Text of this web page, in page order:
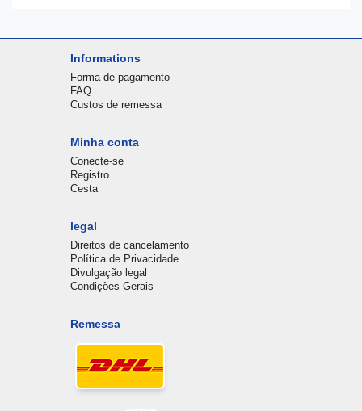
Informations
Forma de pagamento
FAQ
Custos de remessa
Minha conta
Conecte-se
Registro
Cesta
legal
Direitos de cancelamento
Política de Privacidade
Divulgação legal
Condições Gerais
Remessa